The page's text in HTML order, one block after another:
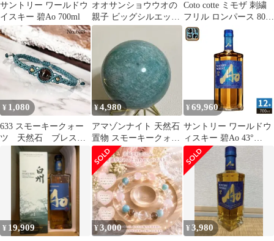
サントリー ワールドウ
イスキー 碧Ao 700ml
オオサンショウウオの
親子 ビッグシルエット
半袖Tシャツ◆碧
Coto cotte ミモザ 刺繍
フリル ロンパース 80
スモーキーミント
¥ 1,080
633 スモーキークォー
ツ 天然石 ブレスレ
ット ハンドメイド
マクラメ編み シンプ
ル お守り
¥4,980
アマゾンナイト 天然石
置物 スモーキークォー
ツ共生 置物 結晶 風水
晶 幸運
¥ 69,960
サントリー ワールドウ
ィスキー 碧Ao 43°
700ml 瓶 12本入 ウイス
キー お酒 アルコール
¥ 19,909 ¥3,000 ¥3,980